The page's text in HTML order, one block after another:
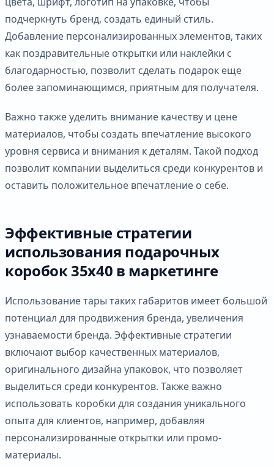
подчеркнуть бренд, создать единый стиль.
Добавление персонализированных элементов, таких
как поздравительные открытки или наклейки с
благодарностью, позволит сделать подарок еще
более запоминающимся, приятным для получателя.
Важно также уделить внимание качеству и цене
материалов, чтобы создать впечатление высокого
уровня сервиса и внимания к деталям. Такой подход
позволит компании выделиться среди конкурентов и
оставить положительное впечатление о себе.
Эффективные стратегии
использования подарочных
коробок 35х40 в маркетинге
Использование тары таких габаритов имеет большой
потенциал для продвижения бренда, увеличения
узнаваемости бренда. Эффективные стратегии
включают выбор качественных материалов,
оригинального дизайна упаковок, что позволяет
выделиться среди конкурентов. Также важно
использовать коробки для создания уникального
опыта для клиентов, например, добавляя
персонализированные открытки или промо-
материалы.